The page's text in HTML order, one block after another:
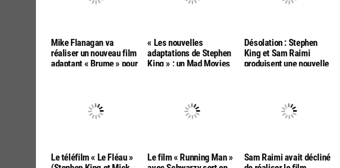
Mike Flanagan va
réaliser un nouveau film
adaptant « Brume » pour
« Les nouvelles
adaptations de Stephen
King » : un Mad Movies
Désolation : Stephen
King et Sam Raimi
produisent une nouvelle
Bloodlines »
Le téléfilm « Le Fléau »
Le film « Running Man »
Sam Raimi avait décliné